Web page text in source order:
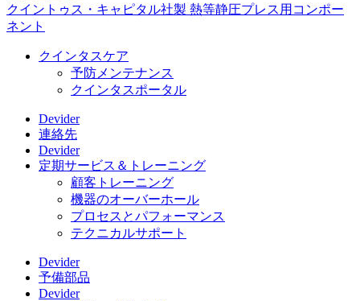
クイントゥス・キャピタル社製 熱等静圧プレス用コンポー
ネント
クインタスケア
予防メンテナンス
クインタスポータル
Devider
連絡先
Devider
定期サービス＆トレーニング
顧客トレーニング
機器のオーバーホール
プロセスとパフォーマンス
テクニカルサポート
Devider
予備部品
Devider